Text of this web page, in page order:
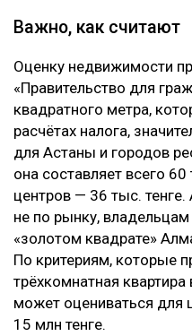
Важно, как считают
Оценку недвижимости
«Правительство для
квадратного метра,
расчётах налога,
для Астаны и городов
она составляет всего
центров — 36 тыс.
не по рынку,
«золотом квадрате»
По критериям, которые
трёхкомнатная
может оцениваться для
15 млн тенге.